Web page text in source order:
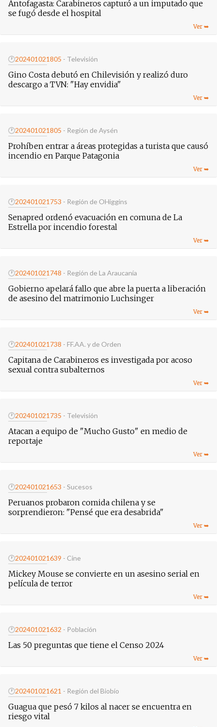
Antofagasta: Carabineros capturó a un imputado que
se fugó desde el hospital
🕐202401021805 - Televisión
Gino Costa debutó en Chilevisión y realizó duro
descargo a TVN: "Hay envidia"
🕐202401021805 - Región de Aysén
Prohíben entrar a áreas protegidas a turista que causó
incendio en Parque Patagonia
🕐202401021753 - Región de OHiggins
Senapred ordenó evacuación en comuna de La
Estrella por incendio forestal
🕐202401021748 - Región de La Araucanía
Gobierno apelará fallo que abre la puerta a liberación
de asesino del matrimonio Luchsinger
🕐202401021738 - FF.AA. y de Orden
Capitana de Carabineros es investigada por acoso
sexual contra subalternos
🕐202401021735 - Televisión
Atacan a equipo de "Mucho Gusto" en medio de
reportaje
🕐202401021653 - Sucesos
Peruanos probaron comida chilena y se
sorprendieron: "Pensé que era desabrida"
🕐202401021639 - Cine
Mickey Mouse se convierte en un asesino serial en
película de terror
🕐202401021632 - Población
Las 50 preguntas que tiene el Censo 2024
🕐202401021621 - Región del Biobío
Guagua que pesó 7 kilos al nacer se encuentra en
riesgo vital